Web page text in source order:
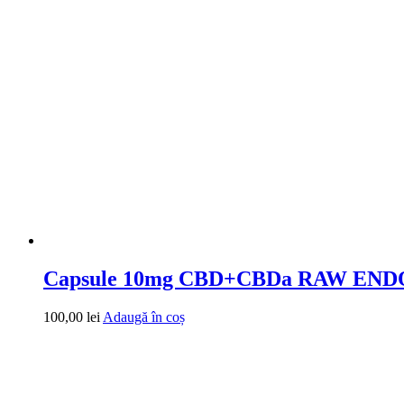
Capsule 10mg CBD+CBDa RAW
100,00 lei Adaugă în coș